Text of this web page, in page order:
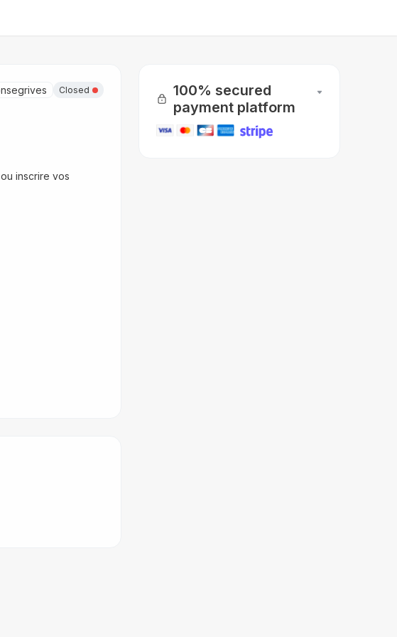
Closed
inscrire vos
100% secured
payment platform